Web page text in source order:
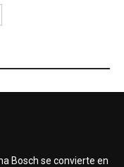
Bosch se convierte en